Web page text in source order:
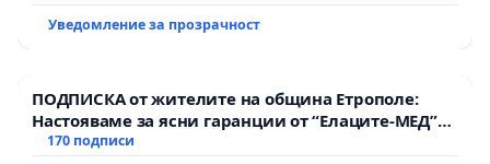
Уведомление за прозрачност
ПОДПИСКА от жителите на община Етрополе:
Настояваме за ясни гаранции от “Елаците-МЕД”
АД и от държавата, че ще се изпълнят всички
170 подписи